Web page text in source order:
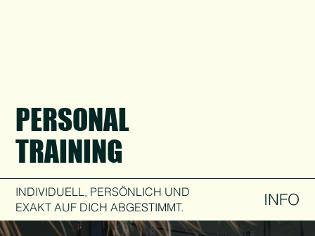
PERSONAL
TRAINING
INDIVIDUELL, PERSÖNLICH UND
EXAKT AUF DICH ABGESTIMMT.
INFO